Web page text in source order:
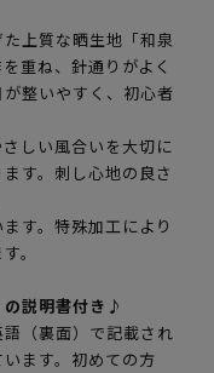
上質な晒生地「和泉
重ね、針通りがよく
整いやすく、初心者
しい風合いを大切に
す。刺し心地の良さ
す。特殊加工により
。
説明書付き♪
（裏面）で記載され
ます。初めての方